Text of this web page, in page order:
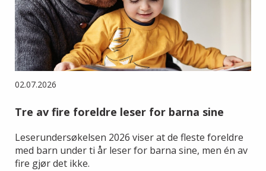
02.07.2026
Tre av fire foreldre leser for barna sine
Leserundersøkelsen 2026 viser at de fleste foreldre
med barn under ti år leser for barna sine, men én av
fire gjør det ikke.